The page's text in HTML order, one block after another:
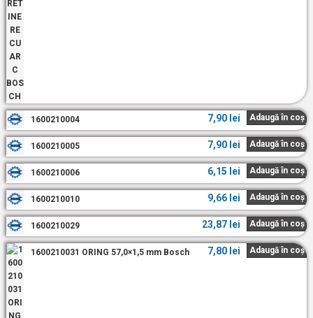
1600210004 7,90 lei Adaugă în coș
1600210005 7,90 lei Adaugă în coș
1600210006 6,15 lei Adaugă în coș
1600210010 9,66 lei Adaugă în coș
1600210029 23,87 lei Adaugă în coș
1600210031 ORING 57,0×1,5 mm Bosch 7,80 lei Adaugă în coș